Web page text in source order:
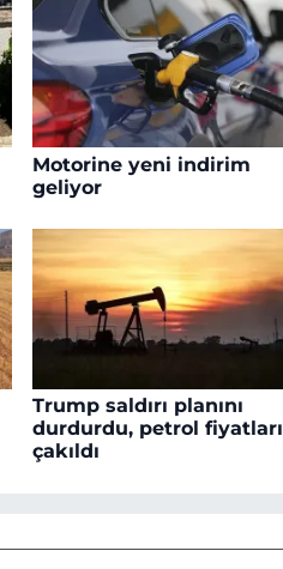
Motorine yeni indirim
geliyor
Trump saldırı planını
durdurdu, petrol fiyatları
çakıldı